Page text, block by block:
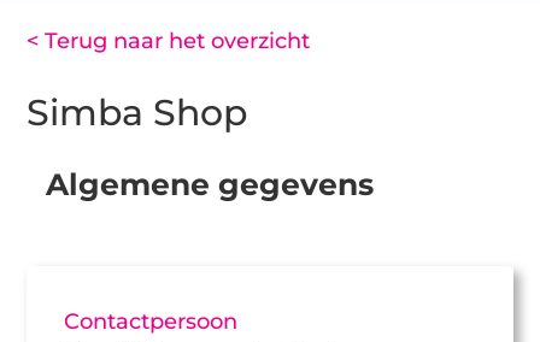
< Terug naar het overzicht
Simba Shop
Algemene gegevens
Contactpersoon